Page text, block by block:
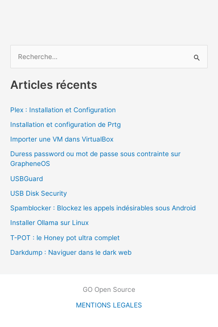
h
h
e
:
Articles récents
Plex : Installation et Configuration
Installation et configuration de Prtg
Importer une VM dans VirtualBox
Duress password ou mot de passe sous contrainte sur
GrapheneOS
USBGuard
USB Disk Security
Spamblocker : Blockez les appels indésirables sous Android
Installer Ollama sur Linux
T-POT : le Honey pot ultra complet
Darkdump : Naviguer dans le dark web
GO Open Source
MENTIONS LEGALES